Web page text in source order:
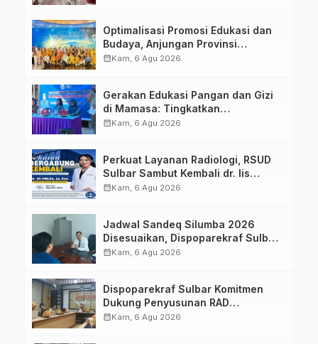
Optimalisasi Promosi Edukasi dan
Budaya, Anjungan Provinsi
Sulawesi Barat Perkuat Kolaborasi
calendar_monthKam, 6 Agu 2026
Gerakan Edukasi Pangan dan Gizi
di Mamasa: Tingkatkan
Pengetahuan dan Keterampilan
calendar_monthKam, 6 Agu 2026
Perkuat Layanan Radiologi, RSUD
Sulbar Sambut Kembali dr. Iis
Imelda, Sp.Rad
calendar_monthKam, 6 Agu 2026
Jadwal Sandeq Silumba 2026
Disesuaikan, Dispoparekraf Sulbar
Pastikan Persiapan Tetap
calendar_monthKam, 6 Agu 2026
Dispoparekraf Sulbar Komitmen
Dukung Penyusunan RAD
TPB/SDGs Sulawesi Barat
calendar_monthKam, 6 Agu 2026